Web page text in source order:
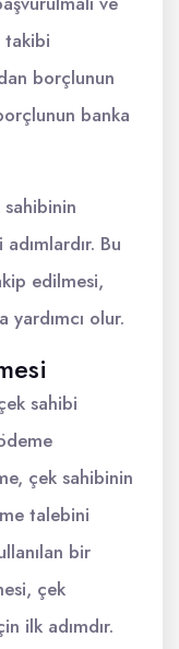
takibi
borçlunun
banka
Bu
edilmesi,
yardımcı olur.
sahibi
çek sahibinin
talebini
bir
çek
ilk adımdır.